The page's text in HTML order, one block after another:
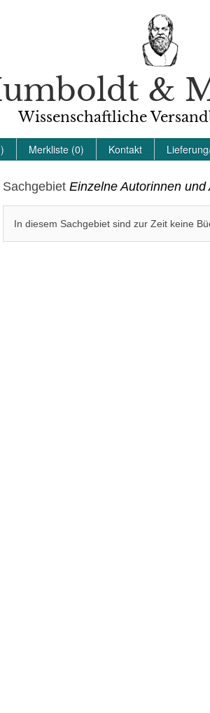
&
Wissenschaftliche
Merkliste (0) Kontakt
Sachgebiet Einzelne Autorinnen und
In diesem Sachgebiet sind zur Zeit keine